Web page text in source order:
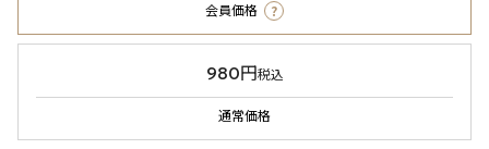
会員価格 ?
980円税込
通常価格